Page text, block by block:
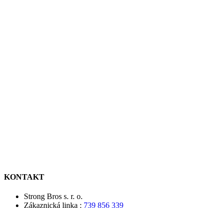
KONTAKT
Strong Bros s. r. o.
Zákaznická linka : 739 856 339